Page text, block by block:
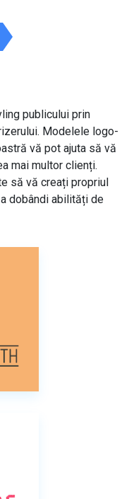
publicului prin
Modelele logo-
vă pot ajuta să vă
mai multor clienți.
să vă creați propriul
dobândi abilități de